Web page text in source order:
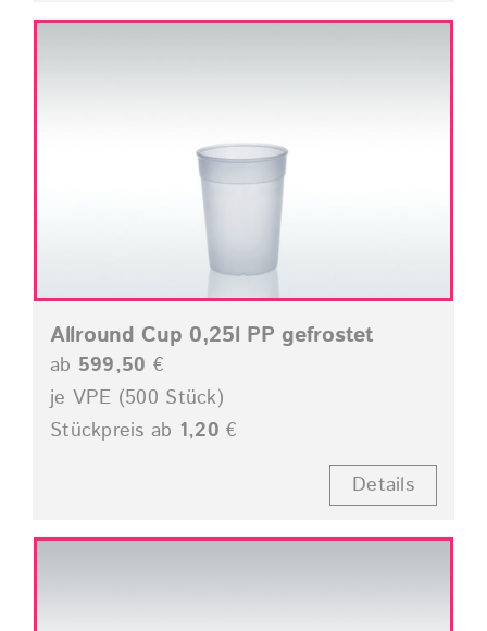
Allround Cup 0,25l PP gefrostet
ab 599,50 €
je VPE (500 Stück)
Stückpreis ab 1,20 €
Details